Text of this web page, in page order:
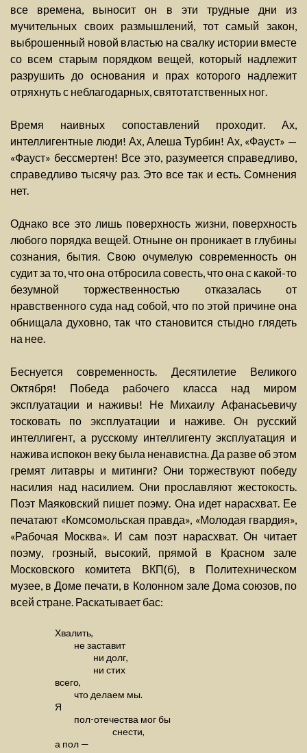
все времена, выносит он в эти трудные дни из
мучительных своих размышлений, тот самый закон,
выброшенный новой властью на свалку истории вместе
со всем старым порядком вещей, который надлежит
разрушить до основания и прах которого надлежит
отряхнуть с неблагодарных, святотатственных ног.
Время наивных сопоставлений проходит. Ах,
интеллигентные люди! Ах, Алеша Турбин! Ах, «Фауст» —
«Фауст» бессмертен! Все это, разумеется справедливо,
справедливо тысячу раз. Это все так и есть. Сомнения
нет.
Однако все это лишь поверхность жизни, поверхность
любого порядка вещей. Отныне он проникает в глубины
сознания, бытия. Свою очумелую современность он
судит за то, что она отбросила совесть, что она с какой-то
безумной торжественностью отказалась от
нравственного суда над собой, что по этой причине она
обнищала духовно, так что становится стыдно глядеть
на нее.
Беснуется современность. Десятилетие Великого
Октября! Победа рабочего класса над миром
эксплуатации и наживы! Не Михаилу Афанасьевичу
тосковать по эксплуатации и наживе. Он русский
интеллигент, а русскому интеллигенту эксплуатация и
нажива испокон веку была ненавистна. Да разве об этом
гремят литавры и митинги? Они торжествуют победу
насилия над насилием. Они прославляют жестокость.
Поэт Маяковский пишет поэму. Она идет нарасхват. Ее
печатают «Комсомольская правда», «Молодая гвардия»,
«Рабочая Москва». И сам поэт нарасхват. Он читает
поэму, грозный, высокий, прямой в Красном зале
Московского комитета ВКП(б), в Политехническом
музее, в Доме печати, в Колонном зале Дома союзов, по
всей стране. Раскатывает бас:
Хвалить,
не заставит
ни долг,
ни стих
всего,
что делаем мы.
Я
пол-отечества мог бы
снести,
а пол —